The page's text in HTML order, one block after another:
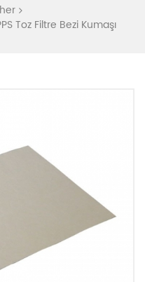
Toz Filtre Bezi Kumaşı